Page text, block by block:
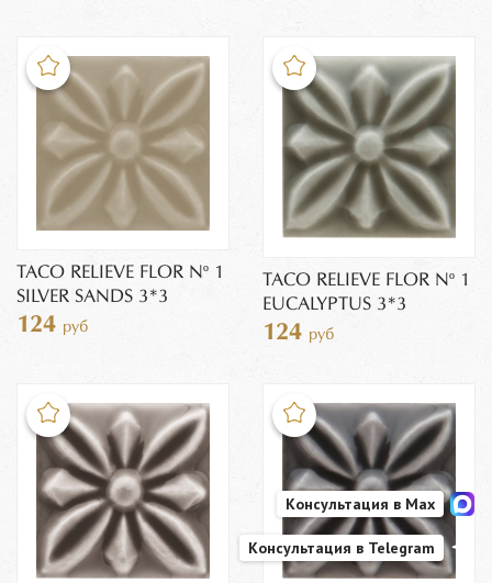
TACO RELIEVE FLOR Nº 1
SILVER SANDS 3*3
124 руб
TACO RELIEVE FLOR Nº 1
EUCALYPTUS 3*3
124 руб
Консультация в Telegram
Консультация в Max